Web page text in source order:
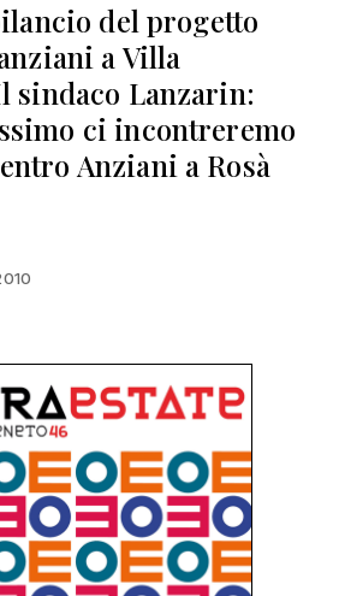
del progetto
a Villa
sindaco Lanzarin:
ci incontreremo
Anziani a Rosà